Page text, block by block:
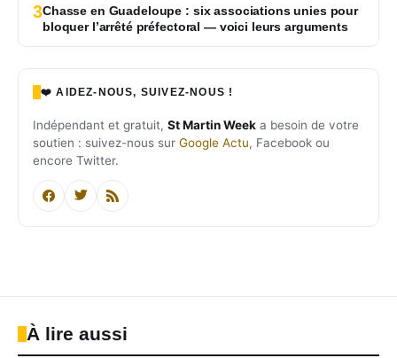
3Chasse en Guadeloupe : six associations unies pour
bloquer l’arrêté préfectoral — voici leurs arguments
❤️ AIDEZ-NOUS, SUIVEZ-NOUS !
Indépendant et gratuit, St Martin Week a besoin de votre
soutien : suivez-nous sur Google Actu, Facebook ou
encore Twitter.
À lire aussi